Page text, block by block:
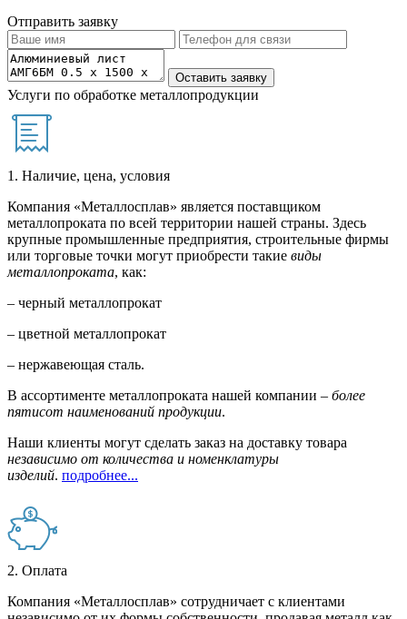
Отправить заявку
Услуги по обработке металлопродукции
1. Наличие, цена, условия
Компания «Металлосплав» является поставщиком
металлопроката по всей территории нашей страны. Здесь
крупные промышленные предприятия, строительные фирмы
или торговые точки могут приобрести такие виды
металлопроката, как:
– черный металлопрокат
– цветной металлопрокат
– нержавеющая сталь.
В ассортименте металлопроката нашей компании – более
пятисот наименований продукции.
Наши клиенты могут сделать заказ на доставку товара
независимо от количества и номенклатуры
изделий. подробнее...
2. Оплата
Компания «Металлосплав» сотрудничает с клиентами